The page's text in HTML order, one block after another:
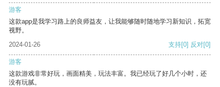
游客
这款app是我学习路上的良师益友，让我能够随时随地学习新知识，拓宽
视野。
2024-01-26
支持[0] 反对[0]
游客
这款游戏非常好玩，画面精美，玩法丰富。我已经玩了好几个小时，还
没有玩腻。